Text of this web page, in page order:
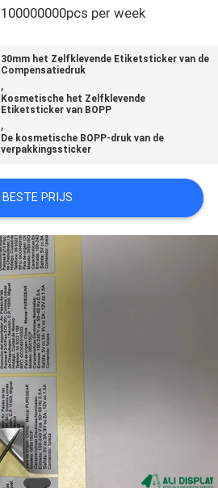
100000000pcs per week
30mm het Zelfklevende Etiketsticker van de
Compensatiedruk
,
Kosmetische het Zelfklevende
Etiketsticker van BOPP
,
De kosmetische BOPP-druk van de
verpakkingssticker
BESTE PRIJS